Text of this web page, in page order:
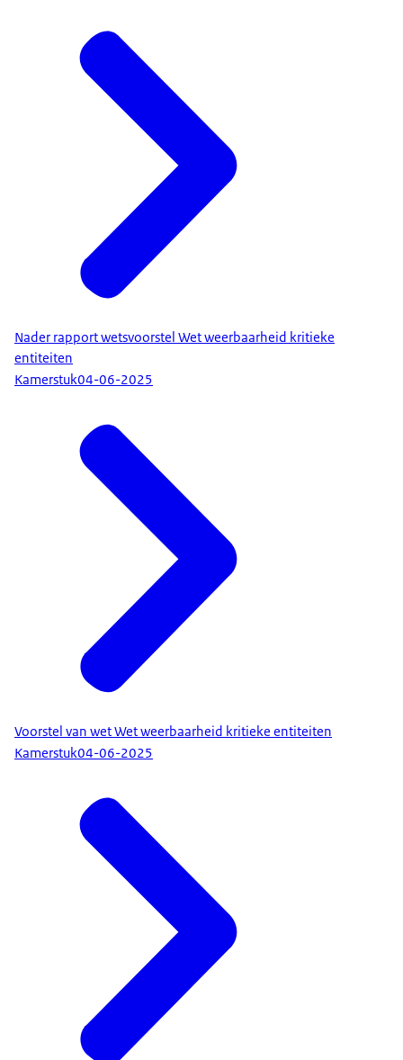
Nader rapport wetsvoorstel Wet weerbaarheid kritieke
entiteiten
Kamerstuk04-06-2025
Voorstel van wet Wet weerbaarheid kritieke entiteiten
Kamerstuk04-06-2025